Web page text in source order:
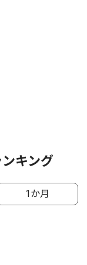
キング
1か月